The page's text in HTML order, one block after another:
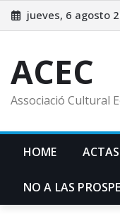
Saltar
al
jueves, 6 agosto
ACEC
Associació Cultural
HOME ACTAS
NO A LAS